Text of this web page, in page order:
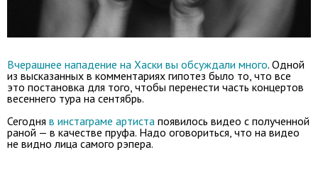
Вчерашнее нападение на Хаски вы обсуждали много. Одной
из высказанных в комментариях гипотез было то, что все
это постановка для того, чтобы перенести часть концертов
весеннего тура на сентябрь.
Сегодня в инстаграме артиста появилось видео с полученной
раной — в качестве пруфа. Надо оговориться, что на видео
не видно лица самого рэпера.